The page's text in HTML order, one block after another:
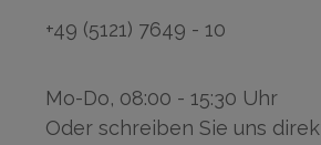
+49 (5121) 7649 - 10
Mo-Do, 08:00 - 15:30 Uhr
Oder schreiben Sie uns